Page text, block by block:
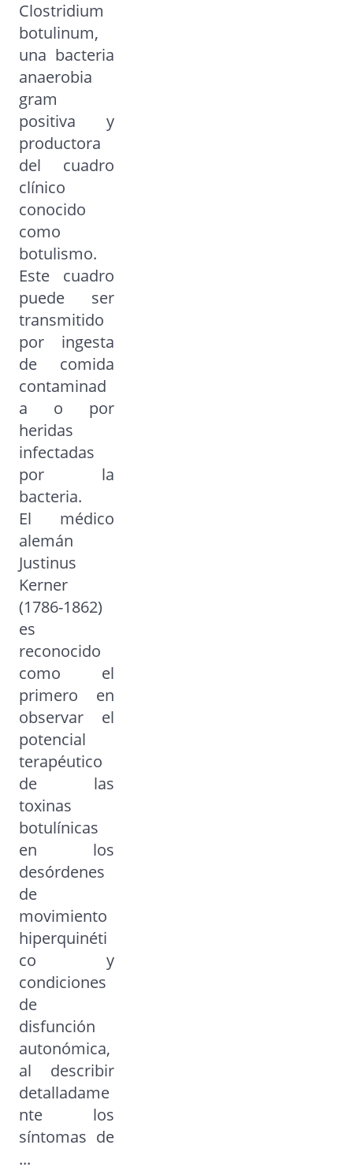
Clostridium
botulinum,
una bacteria
anaerobia
gram
positiva y
productora
del cuadro
clínico
conocido
como
botulismo.
Este cuadro
puede ser
transmitido
por ingesta
de comida
contaminad
a o por
heridas
infectadas
por la
bacteria.
El médico
alemán
Justinus
Kerner
(1786-1862)
es
reconocido
como el
primero en
observar el
potencial
terapéutico
de las
toxinas
botulínicas
en los
desórdenes
de
movimiento
hiperquinéti
co y
condiciones
de
disfunción
autonómica,
al describir
detalladame
nte los
síntomas de
...